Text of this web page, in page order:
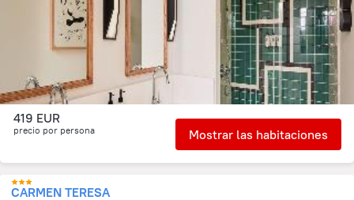
419 EUR
precio por persona Mostrar las habitaciones
CARMEN TERESA